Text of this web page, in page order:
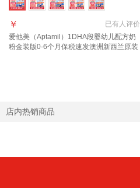
已有人评价
￥
爱他美（Aptamil）1DHA段婴幼儿配方奶
粉金装版0-6个月保税速发澳洲新西兰原装
店内热销商品